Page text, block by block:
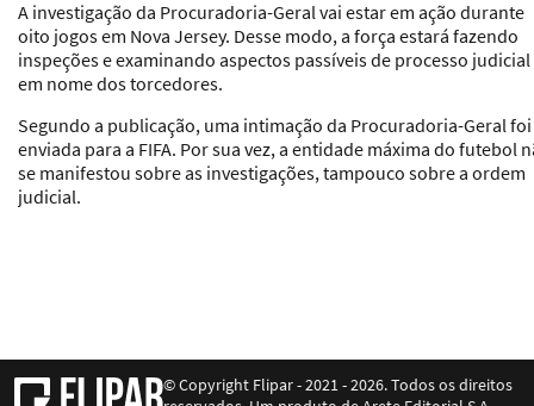
A investigação da Procuradoria-Geral vai estar em ação durante
oito jogos em Nova Jersey. Desse modo, a força estará fazendo
inspeções e examinando aspectos passíveis de processo judicial
em nome dos torcedores.
Segundo a publicação, uma intimação da Procuradoria-Geral foi
enviada para a FIFA. Por sua vez, a entidade máxima do futebol
se manifestou sobre as investigações, tampouco sobre a ordem
judicial.
© Copyright Flipar - 2021 - 2026. Todos os direitos